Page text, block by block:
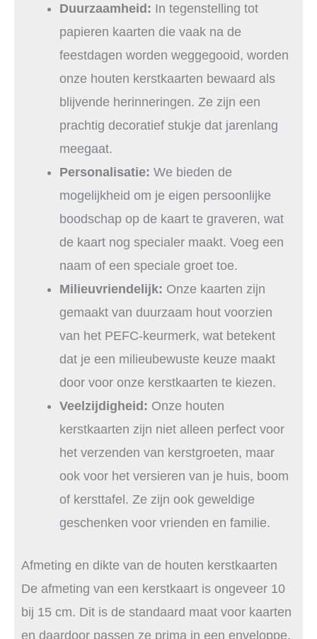
Duurzaamheid: In tegenstelling tot
papieren kaarten die vaak na de
feestdagen worden weggegooid, worden
onze houten kerstkaarten bewaard als
blijvende herinneringen. Ze zijn een
prachtig decoratief stukje dat jarenlang
meegaat.
Personalisatie: We bieden de
mogelijkheid om je eigen persoonlijke
boodschap op de kaart te graveren, wat
de kaart nog specialer maakt. Voeg een
naam of een speciale groet toe.
Milieuvriendelijk: Onze kaarten zijn
gemaakt van duurzaam hout voorzien
van het PEFC-keurmerk, wat betekent
dat je een milieubewuste keuze maakt
door voor onze kerstkaarten te kiezen.
Veelzijdigheid: Onze houten
kerstkaarten zijn niet alleen perfect voor
het verzenden van kerstgroeten, maar
ook voor het versieren van je huis, boom
of kersttafel. Ze zijn ook geweldige
geschenken voor vrienden en familie.
Afmeting en dikte van de houten kerstkaarten
De afmeting van een kerstkaart is ongeveer 10
bij 15 cm. Dit is de standaard maat voor kaarten
en daardoor passen ze prima in een enveloppe.